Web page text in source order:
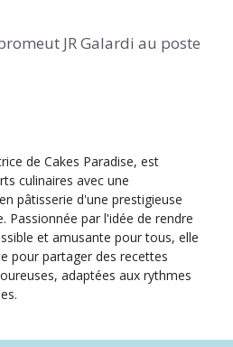
JR Galardi au poste
de Cakes Paradise, est
culinaires avec une
pâtisserie d'une prestigieuse
Passionnée par l'idée de rendre
et amusante pour tous, elle
pour partager des recettes
adaptées aux rythmes